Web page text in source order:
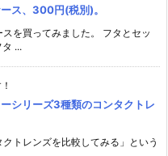
ス、300円(税別)。
を買ってみました。 フタとセッ
...
シリーズ3種類のコンタクトレ
トレンズを比較してみる」という